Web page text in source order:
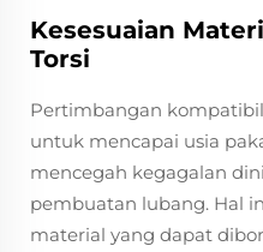
Kesesuaian
Torsi
Pertimbangan
untuk mencapai usia
mencegah kegagalan
pembuatan lubang. Hal
material yang dapat